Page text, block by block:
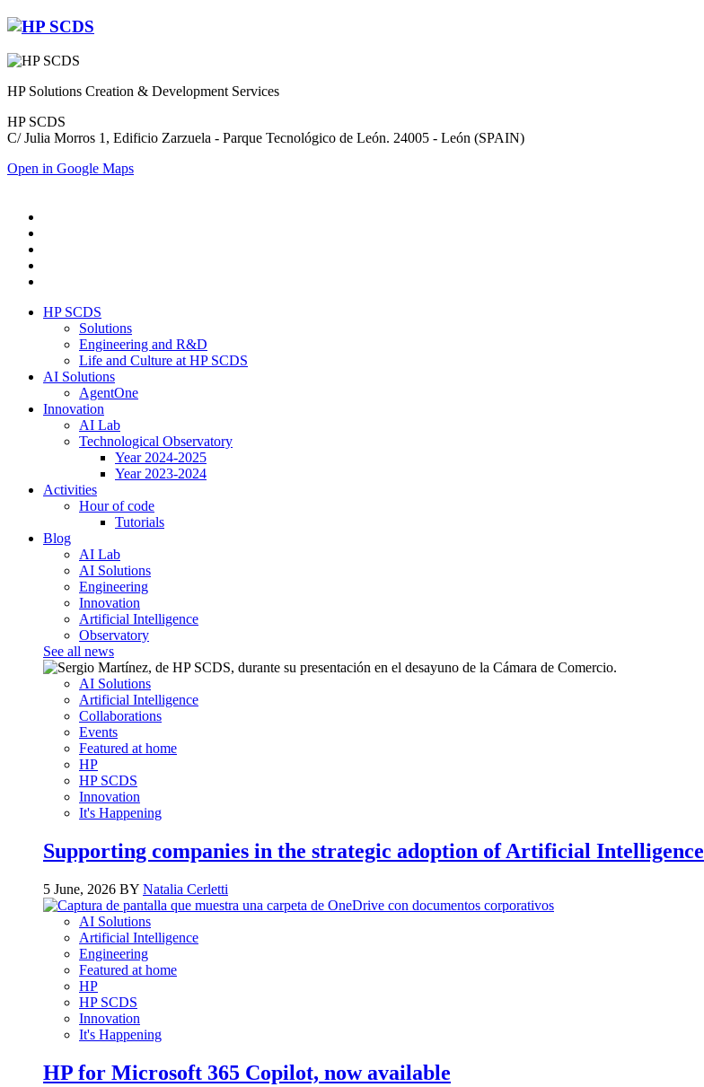
HP Solutions Creation & Development Services
HP SCDS
C/ Julia Morros 1, Edificio Zarzuela - Parque Tecnológico de León. 24005 - León (SPAIN)
Open in Google Maps
HP SCDS
Solutions
Engineering and R&D
Life and Culture at HP SCDS
AI Solutions
AgentOne
Innovation
AI Lab
Technological Observatory
Year 2024-2025
Year 2023-2024
Activities
Hour of code
Tutorials
Blog
AI Lab
AI Solutions
Engineering
Innovation
Artificial Intelligence
Observatory
See all news
AI Solutions
Artificial Intelligence
Collaborations
Events
Featured at home
HP
HP SCDS
Innovation
It's Happening
Supporting companies in the strategic adoption of Artificial Intelligence
5 June, 2026 BY Natalia Cerletti
AI Solutions
Artificial Intelligence
Engineering
Featured at home
HP
HP SCDS
Innovation
It's Happening
HP for Microsoft 365 Copilot, now available